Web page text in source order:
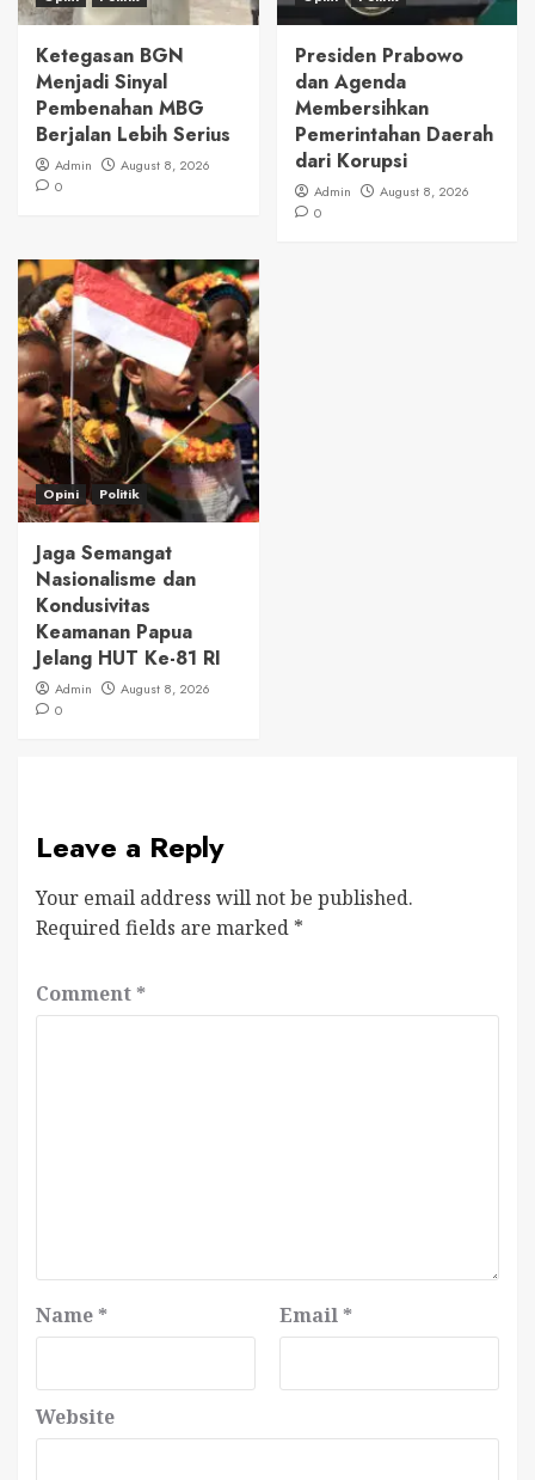
Ketegasan BGN
Menjadi Sinyal
Pembenahan MBG
Berjalan Lebih Serius
Admin
August 8, 2026
0
Presiden Prabowo
dan Agenda
Membersihkan
Pemerintahan Daerah
dari Korupsi
Admin
August 8, 2026
0
Opini Politik
Jaga Semangat
Nasionalisme dan
Kondusivitas
Keamanan Papua
Jelang HUT Ke-81 RI
Admin
August 8, 2026
0
Leave a Reply
Your email address will not be published.
Required fields are marked *
Comment *
Name * Email *
Website